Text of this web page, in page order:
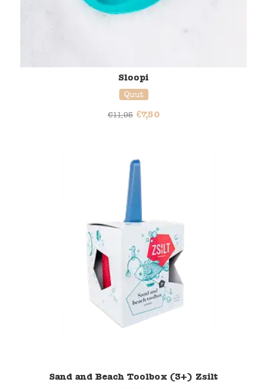
Sloopi
Quut
€11,95 €7,50
Sand and Beach Toolbox (3+) Zsilt